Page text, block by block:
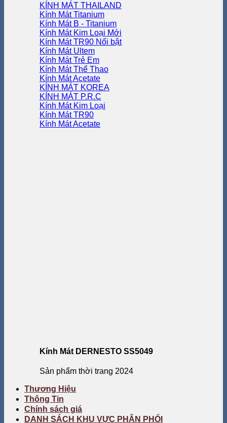
KÍNH MÁT THAILAND
Kính Mát Titanium
Kính Mát B - Titanium
Kính Mát Kim Loại
Kính Mát TR90
Kính Mát Ultem
Kính Mát Trẻ Em
Kính Mát Thể Thao
Kính Mát Acetate
KÍNH MÁT KOREA
KÍNH MÁT P.R.C
Kính Mát Kim Loại
Kính Mát TR90
Kính Mát Acetate
Kính Mát DERNESTO SS5049
Sản phẩm thời trang 2024
Thương Hiệu
Thông Tin
Chính sách giá
DANH SÁCH KHU VỰC PHÂN PHỐI